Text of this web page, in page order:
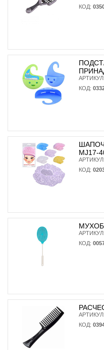
КОД:
АРТИКУЛ:
КОД:
MJ17-
АРТИКУЛ:
КОД:
АРТИКУЛ:
КОД:
АРТИКУЛ:
КОД: